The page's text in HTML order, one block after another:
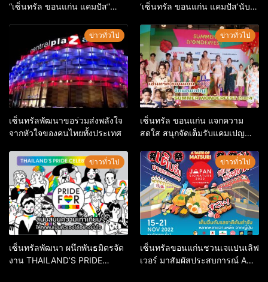
“เซ็นทรัล ขอนแก่น แคมปัส”
ศูนย์การค้าที่ขับเคลื่อนด้วยพลัง
คนรุ่นใหม่ พร้อมเปิดยิ่งใหญ่ 20
พ.ค.นี้
‘เซ็นทรัล ขอนแก่น แคมปัส’นับ
ใหม่ของขอนแก่น เตรียมเปิด 20
พฤษภาคม 2569
ข่าวทั่วไป
เซ็นทรัลพัฒนาขอร่วมส่งพลังใจ
จากหัวใจของคนไทยทั้งประเทศ
ข่าวทั่วไป
เซ็นทรัล ขอนแก่น แจกความ
สดใส สนุกจัดเต็มรับแคมเปญ
2024”
ข่าวทั่วไป
เซ็นทรัลพัฒนา ผนึกพันธมิตรจัด
งาน THAILAND’S PRIDE
ข่าวทั่วไป
เซ็นทรัลขอนแก่นชวนเจแปนเลิฟ
เวอร์ มาสัมผัสประสบการณ์ A